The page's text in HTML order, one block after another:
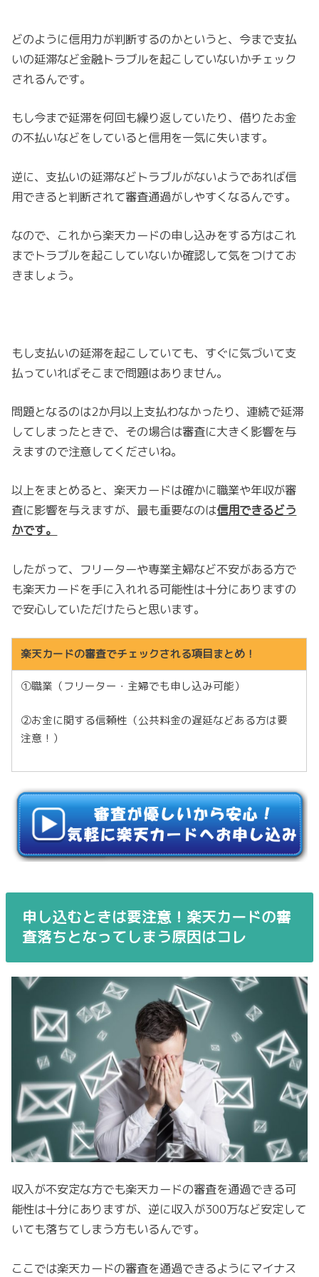
どのように信用力が判断するのかというと、今まで支払
いの延滞など金融トラブルを起こしていないかチェック
されるんです。
もし今まで延滞を何回も繰り返していたり、借りたお金
の不払いなどをしていると信用を一気に失います。
逆に、支払いの延滞などトラブルがないようであれば信
用できると判断されて審査通過がしやすくなるんです。
なので、これから楽天カードの申し込みをする方はこれ
までトラブルを起こしていないか確認して気をつけてお
きましょう。
もし支払いの延滞を起こしていても、すぐに気づいて支
払っていればそこまで問題はありません。
問題となるのは2か月以上支払わなかったり、連続で延滞
してしまったときで、その場合は審査に大きく影響を与
えますので注意してくださいね。
以上をまとめると、楽天カードは確かに職業や年収が審
査に影響を与えますが、最も重要なのは信用できるどう
かです。
したがって、フリーターや専業主婦など不安がある方で
も楽天カードを手に入れれる可能性は十分にありますの
で安心していただけたらと思います。
楽天カードの審査でチェックされる項目まとめ！
①職業（フリーター・主婦でも申し込み可能）
②お金に関する信頼性（公共料金の遅延などある方は要
注意！）
申し込むときは要注意！楽天カードの審
査落ちとなってしまう原因はコレ
収入が不安定な方でも楽天カードの審査を通過できる可
能性は十分にありますが、逆に収入が300万など安定して
いても落ちてしまう方もいるんです。
ここでは楽天カードの審査を通過できるようにマイナス